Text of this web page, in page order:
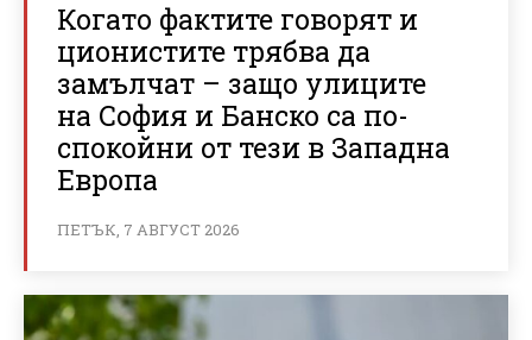
Когато фактите говорят и
ционистите трябва да
замълчат – защо улиците
на София и Банско са по-
спокойни от тези в Западна
Европа
ПЕТЪК, 7 АВГУСТ 2026